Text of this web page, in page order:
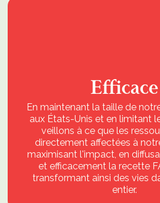
Efficace
En maintenant la taille de
aux États-Unis et en limitant
veillons à ce que les
directement affectées à
maximisant l'impact, en
et efficacement la recette
transformant ainsi des vies
entier.